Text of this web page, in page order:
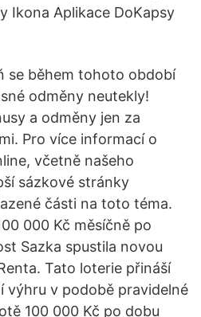
Ikona Aplikace DoKapsy
se během tohoto období
odměny neutekly!
a odměny jen za
Pro více informací o
včetně našeho
sázkové stránky
části na toto téma.
000 Kč měsíčně po
Sazka spustila novou
Tato loterie přináší
výhru v podobě pravidelné
100 000 Kč po dobu